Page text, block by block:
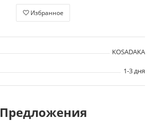
Избранное
KOSADAKA
1-3 дня
Предложения